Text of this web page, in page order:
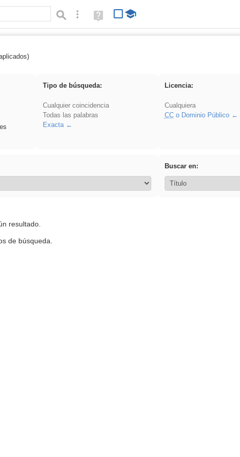
Búsqueda avanzada
Ayuda
(en
Tipo de búsqueda:
Cualquier coincidencia
Todas las palabras
Exacta
Licencia:
Cualquiera
CCo Dominio Público
Buscar en:
resultado.
de búsqueda.